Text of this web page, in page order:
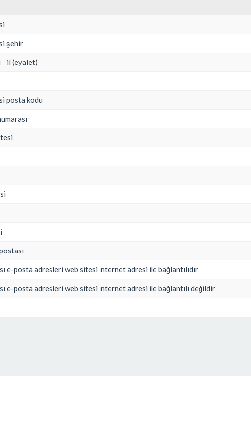
şehir
- il (eyalet)
posta kodu
e-posta adresleri web sitesi internet adresi ile bağlantılıdır
e-posta adresleri web sitesi internet adresi ile bağlantılı değildir